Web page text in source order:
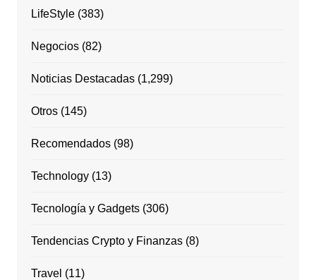
LifeStyle(383)
Negocios(82)
Noticias Destacadas(1,299)
Otros(145)
Recomendados(98)
Technology(13)
Tecnología y Gadgets(306)
Tendencias Crypto y Finanzas(8)
Travel (11)